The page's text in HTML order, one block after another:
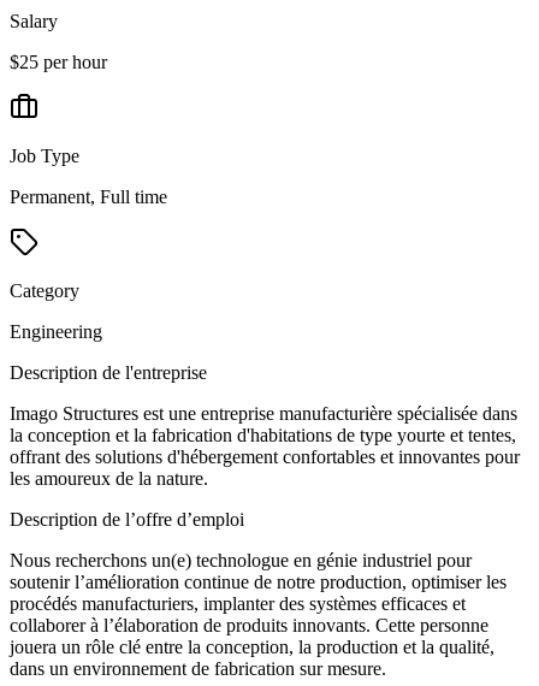
Salary
$25 per hour
Job Type
Permanent, Full time
Category
Engineering
Description de l'entreprise
Imago Structures est une entreprise manufacturière spécialisée dans
la conception et la fabrication d'habitations de type yourte et tentes,
offrant des solutions d'hébergement confortables et innovantes pour
les amoureux de la nature.
Description de l’offre d’emploi
Nous recherchons un(e) technologue en génie industriel pour
soutenir l’amélioration continue de notre production, optimiser les
procédés manufacturiers, implanter des systèmes efficaces et
collaborer à l’élaboration de produits innovants. Cette personne
jouera un rôle clé entre la conception, la production et la qualité,
dans un environnement de fabrication sur mesure.